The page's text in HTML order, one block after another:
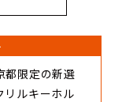
都限定の新選
リルキーホル